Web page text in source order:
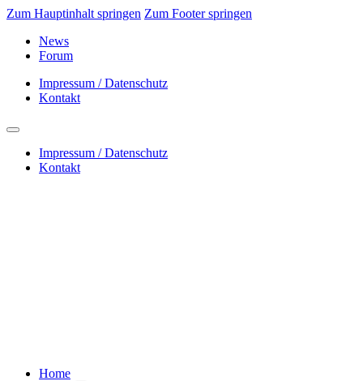
Zum Hauptinhalt springen Zum Footer springen
News
Forum
Impressum / Datenschutz
Kontakt
Impressum / Datenschutz
Kontakt
Home